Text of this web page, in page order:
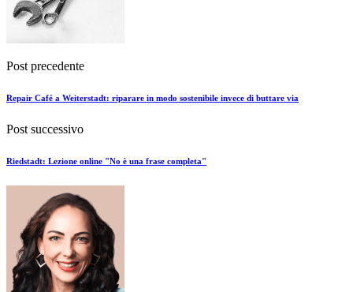
Post precedente
Repair Café a Weiterstadt: riparare in modo sostenibile invece di buttare via
Post successivo
Riedstadt: Lezione online "No è una frase completa"